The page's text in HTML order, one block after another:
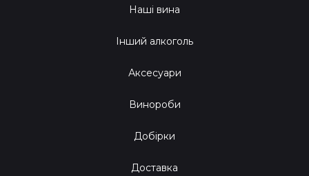
Наші вина
Інший алкоголь
Аксесуари
Винороби
Добірки
Доставка